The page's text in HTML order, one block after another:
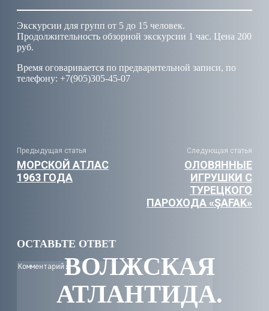
ВОЛЖСКАЯ
АТЛАНТИДА.
Экскурсии для групп от 5 до 15 человек.
Продолжительность обзорной экскурсии 1 час. Цена 200
руб.
Время оговаривается по предварительной записи, по
телефону: +7(905)305-45-07
Предыдущая статья
МОРСКОЙ АТЛАС
1963 ГОДА
Следующая статья
ОЛОВЯННЫЕ
ИГРУШКИ С
ТУРЕЦКОГО
ПАРОХОДА «ŞAFAK»
ОСТАВЬТЕ ОТВЕТ